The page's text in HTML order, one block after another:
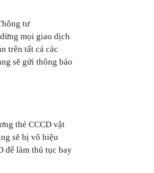
tư
mọi giao dịch
trên tất cả các
sẽ gửi thông báo
thẻ CCCD vật
sẽ bị vô hiệu
để làm thủ tục bay